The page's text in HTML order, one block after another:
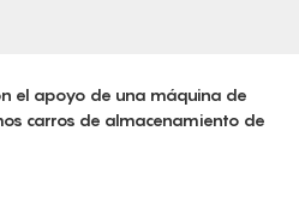
el apoyo de una máquina de
carros de almacenamiento de